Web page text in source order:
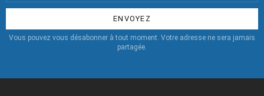
:
Vous pouvez vous désabonner à tout moment. Votre adresse ne sera jamais
partagée.